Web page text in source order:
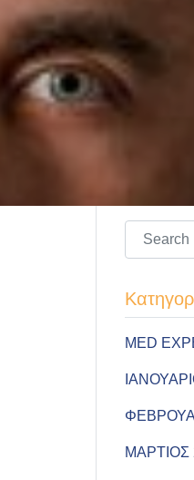
Search for:
MED
ΜΑΡΤΙΟΣ